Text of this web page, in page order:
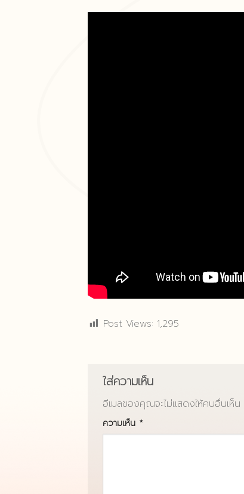
Post Views:
Post Views: 1,295
ใส่ความเห็น
อีเมลของคุณจะไม่แสดงให้คนอื่นเห็น
ความเห็น *